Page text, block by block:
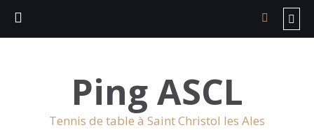
Ping ASCL
Tennis de table à Saint Christol les Ales